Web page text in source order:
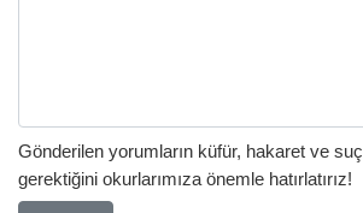
Gönderilen yorumların küfür, hakaret ve
gerektiğini okurlarımıza önemle hatırlatırız!